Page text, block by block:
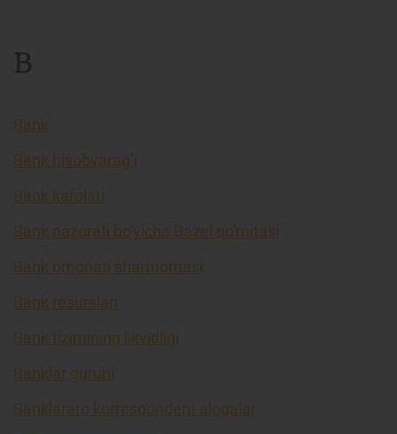
B
Bank
Bank hisobvarag’i
Bank kafolati
Bank nazorati bo'yicha Bazel qo'mitasi
Bank omonati shartnomasi
Bank resurslari
Bank tizimining likvidligi
Banklar guruhi
Banklararo korrespondent aloqalar